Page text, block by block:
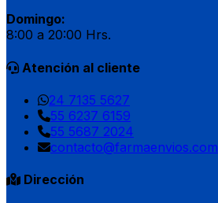
Domingo:
8:00 a 20:00 Hrs.
Atención al cliente
24 7135 5627
55 6237 6159
55 5687 2024
contacto@farmaenvios.com
Dirección